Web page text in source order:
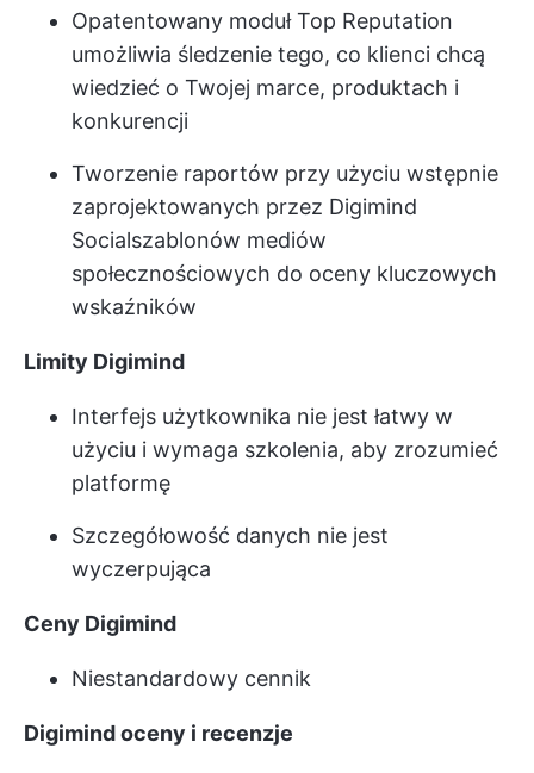
Opatentowany moduł Top Reputation
umożliwia śledzenie tego, co klienci chcą
wiedzieć o Twojej marce, produktach i
konkurencji
Tworzenie raportów przy użyciu wstępnie
zaprojektowanych przez Digimind
Socialszablonów mediów
społecznościowych do oceny kluczowych
wskaźników
Limity Digimind
Interfejs użytkownika nie jest łatwy w
użyciu i wymaga szkolenia, aby zrozumieć
platformę
Szczegółowość danych nie jest
wyczerpująca
Ceny Digimind
Niestandardowy cennik
Digimind oceny i recenzje